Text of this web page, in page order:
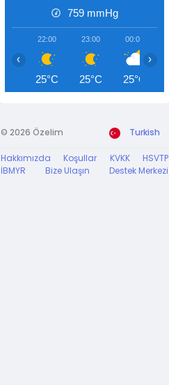
759 mmHg
22:00
25°C
23:00
25°C
00:00
25°C
‹ ›
© 2026 Özelim Turkish
Hakkımızda Koşullar KVKK
HSVTP
İBMYR
Bize Ulaşın Destek Merkezi